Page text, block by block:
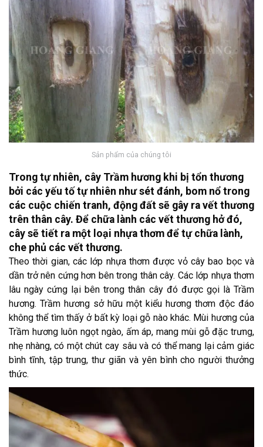
Sản phẩm của chúng tôi
Trong tự nhiên, cây Trầm hương khi bị tổn thương
bởi các yếu tố tự nhiên như sét đánh, bom nổ trong
các cuộc chiến tranh, động đất sẽ gây ra vết thương
trên thân cây. Để chữa lành các vết thương hở đó,
cây sẽ tiết ra một loại nhựa thơm để tự chữa lành,
che phủ các vết thương.
Theo thời gian, các lớp nhựa thơm được vỏ cây bao bọc và
dần trở nên cứng hơn bên trong thân cây. Các lớp nhựa thơm
lâu ngày cứng lại bên trong thân cây đó được gọi là Trầm
hương. Trầm hương sở hữu một kiểu hương thơm độc đáo
không thể tìm thấy ở bất kỳ loại gỗ nào khác. Mùi hương của
Trầm hương luôn ngọt ngào, ấm áp, mang mùi gỗ đặc trưng,
nhẹ nhàng, có một chút cay sâu và có thể mang lại cảm giác
bình tĩnh, tập trung, thư giãn và yên bình cho người thưởng
thức.